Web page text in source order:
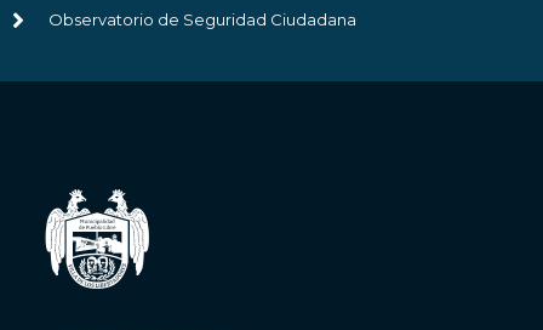
Observatorio de Seguridad Ciudadana